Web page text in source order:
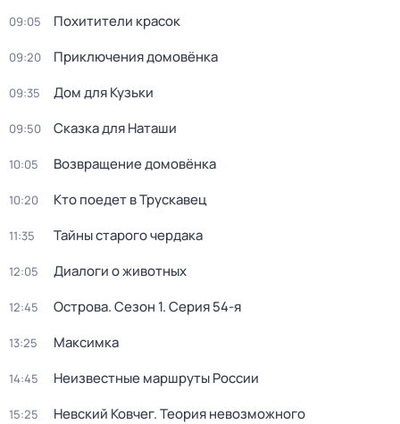
09:05 Похитители красок
09:20 Приключения домовёнка
09:35 Дом для Кузьки
09:50 Сказка для Наташи
10:05 Возвращение домовёнка
10:20 Кто поедет в Трускавец
11:35 Тайны старого чердака
12:05 Диалоги о животных
12:45 Острова. Сезон 1. Серия 54-я
13:25 Максимка
14:45 Неизвестные маршруты России
15:25 Невский Ковчег. Теория невозможного